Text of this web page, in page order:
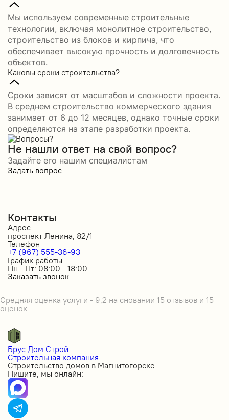
Мы используем современные строительные
технологии, включая монолитное строительство,
строительство из блоков и кирпича, что
обеспечивает высокую прочность и долговечность
объектов.
Каковы сроки строительства?
Сроки зависят от масштабов и сложности проекта.
В среднем строительство коммерческого здания
занимает от 6 до 12 месяцев, однако точные сроки
определяются на этапе разработки проекта.
Не нашли ответ на свой вопрос?
Задайте его нашим специалистам
Задать вопрос
Контакты
Адрес
проспект Ленина, 82/1
Телефон
+7 (967) 555-36-93
График работы
Пн - Пт: 08:00 - 18:00
Заказать звонок
Средняя оценка услуги - 9,2 на сновании 15 отзывов и 15
оценок
Брус Дом Строй
Строительная компания
Строительство домов в Магнитогорске
Пишите, мы онлайн: